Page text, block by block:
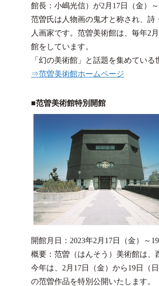
館長：小嶋光信）が2月17日（金）
范曽氏は人物画の鬼才と称され、詩
人画家です。范曽美術館は、毎年2
館をしています。
「幻の美術館」と話題を集めてい
⇒范曽美術館ホームページ
■范曽美術館特別開館
開館月日：2023年2月17日（金）～19
概要：范曽（はんそう）美術館は、
今年は、2月17日（金）から19日（
の范曽作品を特別公開いたします。